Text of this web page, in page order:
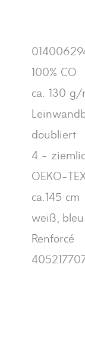
100% CO
ca. 130 g/
doubliert
4 -
OEKO-
ca.145 cm
weiß, bleu
Renforcé